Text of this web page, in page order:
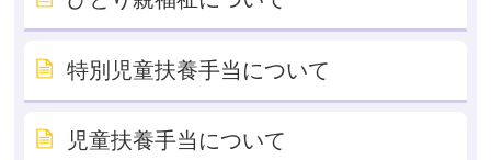
特別児童扶養手当について
児童扶養手当について